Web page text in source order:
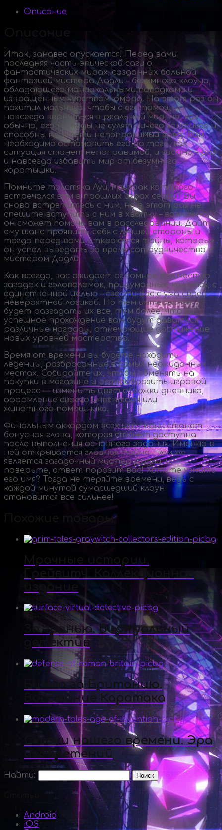
Описание
Итак, занавес опускается! Перед вами
последняя часть эпической саги о
фантастических мирах, созданных больной
фантазией мистера Дадли – безумного клоуна,
обладающего маниакальными повадками и
извращенным чувством юмора. На этот раз он
похитил мальчика, чтобы с его помощью
навсегда вернуться в реальный мир, но, как
обычно, его методы не сулят ничего хорошего и
способны принести непоправимый вред. Вам
необходимо остановить его до того, как
ситуация станет непоправимой, и заодно – раз
и навсегда избавить мир от безумного
коротышки.
Помните толстяка Луи, призрак которого
встречался вам в прошлых играх серии? Вы
снова встретитесь с ним, но в этот раз не
спешите вступить с ним в хватку – возможно,
он сможет помочь вам в расследовании. Дайте
ему шанс проявить себя с лучшей стороны и
тогда перед вами откроются тайны, которые
он успел выведать за время сотрудничества с
мистером Дадли.
Как всегда, вас ожидает огромное количество
загадок и головоломок, придуманных, кажется, с
единственной целью – свести вас с ума своей
невероятной логикой. Но тем интереснее
будет разгадать их все, тем более, что за
успешное прохождение вам будут даваться
различные награды, отмечающие достижение
новых уровней мастерства.
Время от времени вы будете находить
леденцы, разбросанные в самых неожиданных
местах. Собирайте их, чтобы обменять на
покупки в магазине и разнообразить игровой
процесс — изменить цвет обложки дневника,
оформление своего инвентаря или
животного-помощника.
Финальным аккордом всех игр серии станет
бонусная глава, которая станет доступна
после выполнения основного задания. Именно в
ней открывается главная тайна – кем же
является загадочный мистер Дадли, и,
поверьте, ответ поразит вас! Хотите узнать
его имя? Тогда не теряйте времени, ведь с
каждой минутой сумасшедший клоун
становится все сильнее!
Похожие товары
За гранью. Виртуальный
детектив
Битва за Британию.
Восстание Каратака
Сказки нашего времени. Эра
изобретений
Найти:
Android
iOS